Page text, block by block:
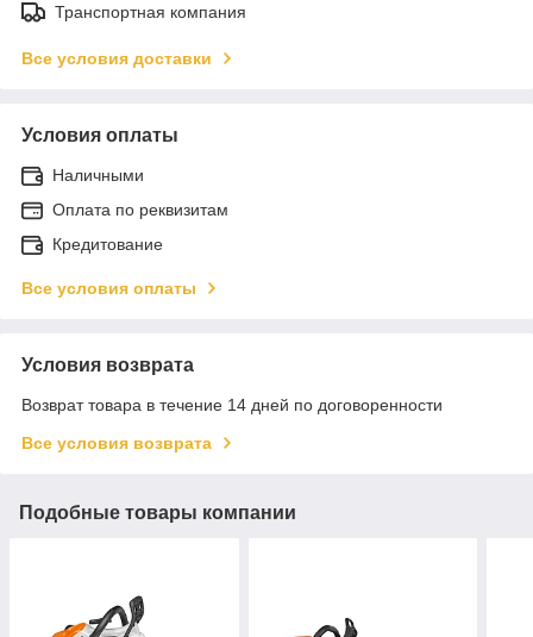
Транспортная компания
Все условия доставки
Условия оплаты
Наличными
Оплата по реквизитам
Кредитование
Все условия оплаты
Условия возврата
Возврат товара в течение 14 дней по договоренности
Все условия возврата
Подобные товары компании